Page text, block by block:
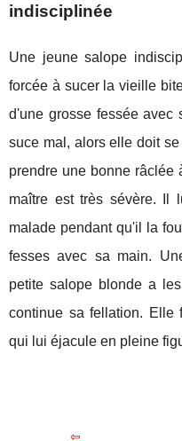
indisciplinée
Une jeune salope
forcée à sucer la vieille
d'une grosse fessée avec
suce mal, alors elle doit
prendre une bonne râclée
maître est très sévère. Il
malade pendant qu'il la
fesses avec sa main.
petite salope blonde a
continue sa fellation. Elle
qui lui éjacule en pleine